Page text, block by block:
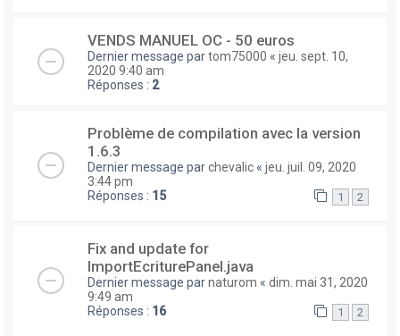
VENDS MANUEL OC - 50 euros
Dernier message partom75000 « jeu. sept. 10,
2020 9:40 am
Réponses : 2
Problème de compilation avec la version
1.6.3
Dernier message parchevalic « jeu. juil. 09, 2020
3:44 pm
Réponses : 15 1 2
Fix and update for
ImportEcriturePanel.java
Dernier message parnaturom « dim. mai 31, 2020
9:49 am
Réponses : 16 1 2